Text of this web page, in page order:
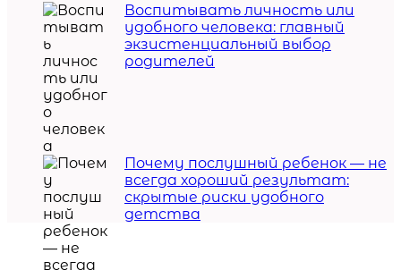
Воспитывать личность или
удобного человека: главный
экзистенциальный выбор
родителей
Почему послушный ребенок — не
всегда хороший результат:
скрытые риски удобного
детства